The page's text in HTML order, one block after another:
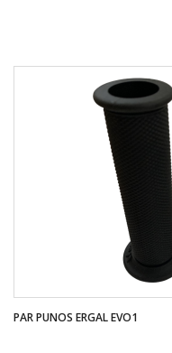
PAR PUNOS ERGAL EVO1